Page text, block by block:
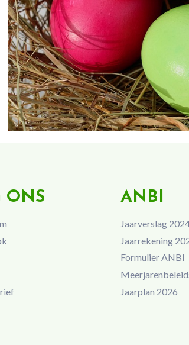
ONS ANBI
Jaarverslag
Jaarrekening
Formulier ANBI
Jaarplan 2026